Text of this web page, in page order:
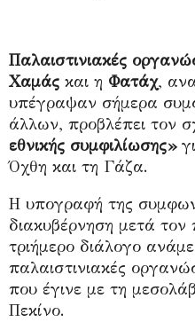
Παλαιστινιακές
Χαμάς και η Φατάχ,
υπέγραψαν σήμερα
άλλων, προβλέπει τον
εθνικής συμφιλίωσης»
Όχθη και τη Γάζα.
Η υπογραφή της
διακυβέρνηση μετά
τριήμερο διάλογο
παλαιστινιακές
που έγινε με τη
Πεκίνο.